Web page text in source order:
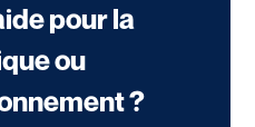
pour la
ou
?